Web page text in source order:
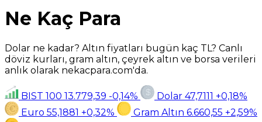
Ne Kaç Para
Dolar ne kadar? Altın fiyatları bugün kaç TL? Canlı
döviz kurları, gram altın, çeyrek altın ve borsa verileri
anlık olarak nekacpara.com'da.
BIST 100 13.779,39 -0,14% Dolar 47,7111 +0,18%
Euro 55,1881 +0,32% Gram Altın 6.660,55 +2,59%